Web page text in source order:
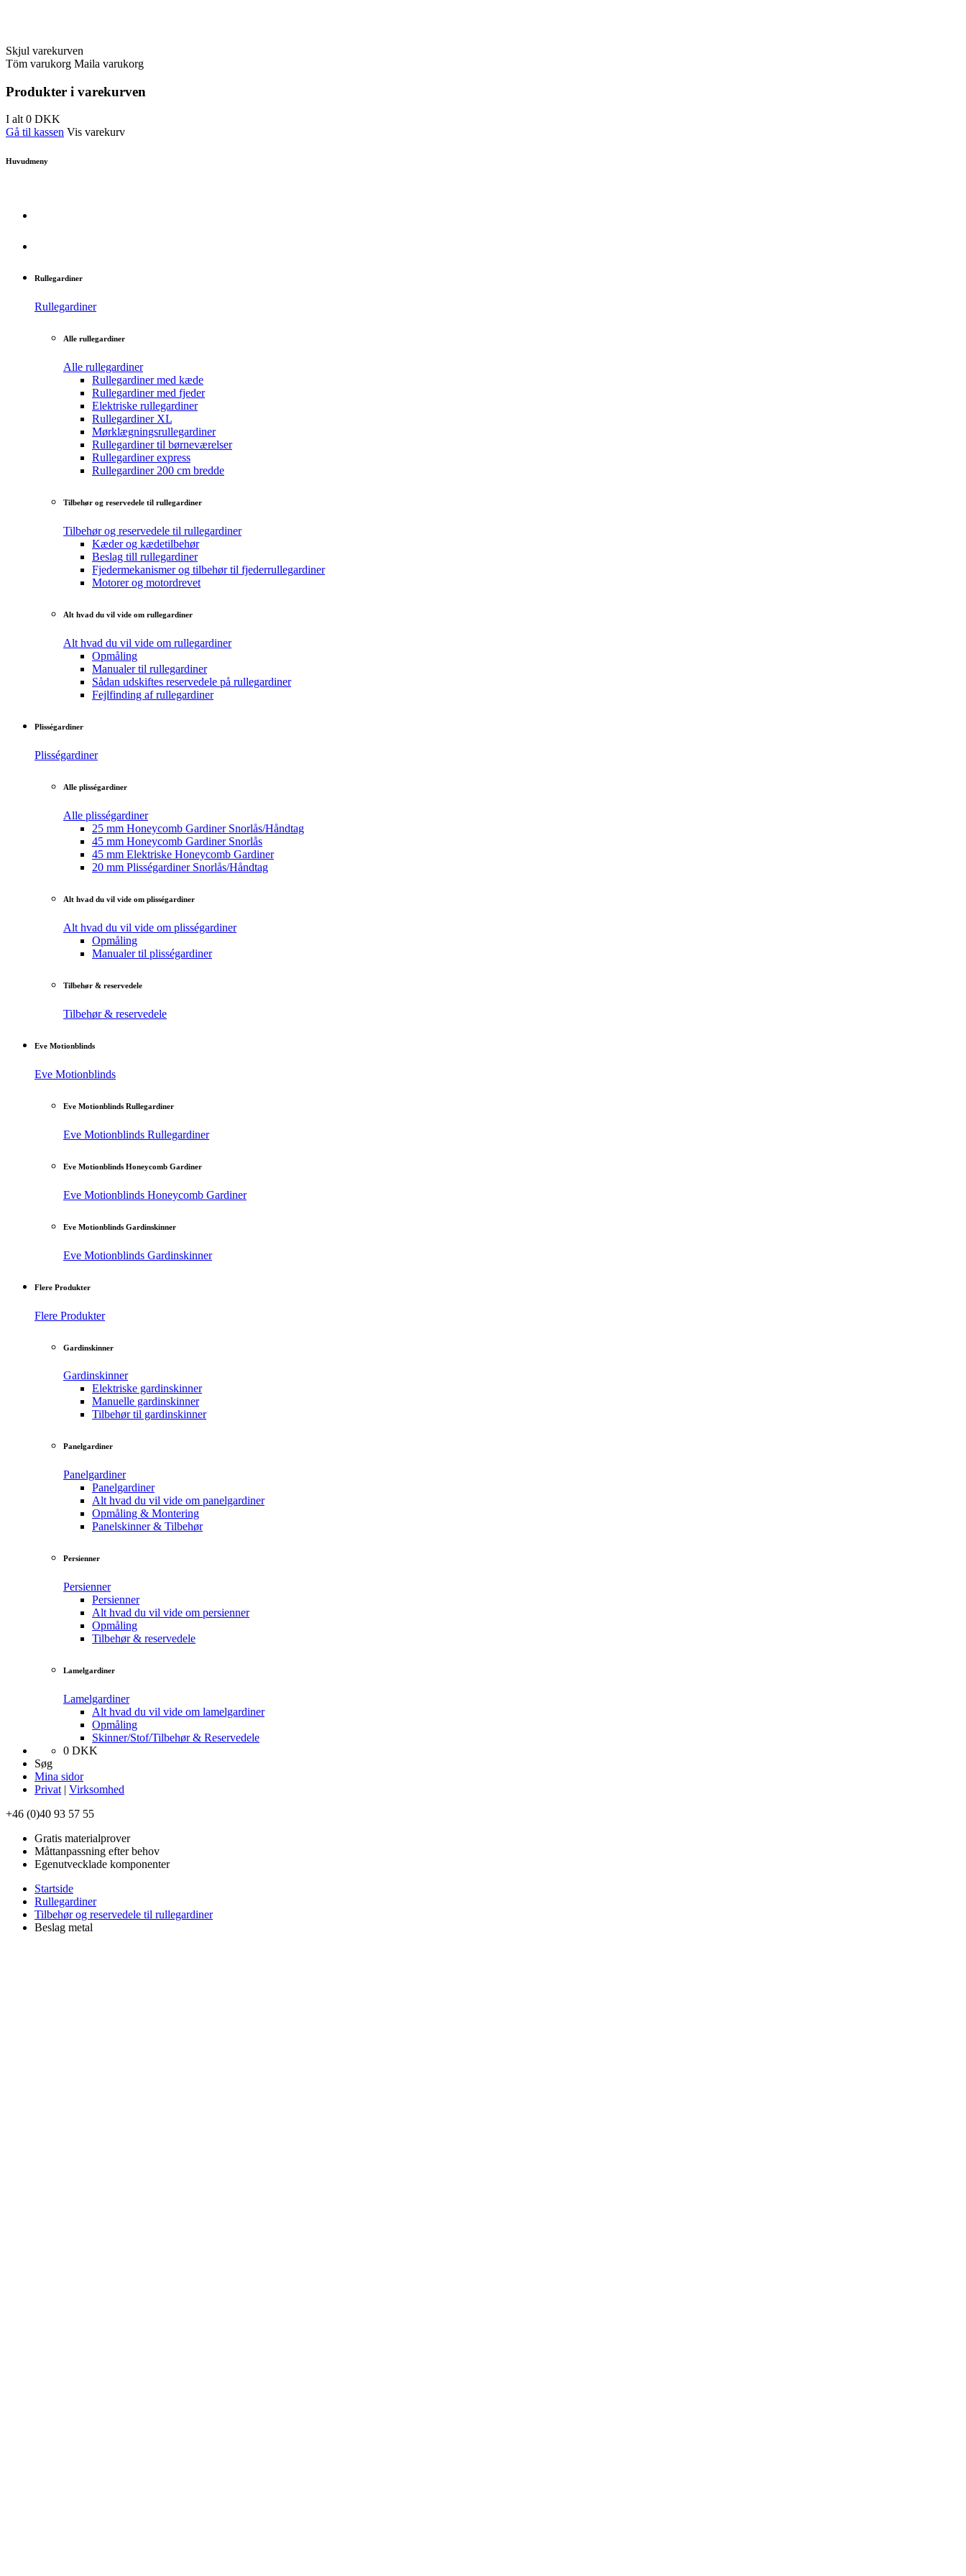
Skjul varekurven
Töm varukorg Maila varukorg
Produkter i varekurven
I alt0 DKK
Gå til kassen Vis varekurv
Huvudmeny
Rullegardiner
Rullegardiner
Alle rullegardiner
Alle rullegardiner
Rullegardiner med kæde
Rullegardiner med fjeder
Elektriske rullegardiner
Rullegardiner XL
Mørklægningsrullegardiner
Rullegardiner til børneværelser
Rullegardiner express
Rullegardiner 200 cm bredde
Tilbehør og reservedele til rullegardiner
Tilbehør og reservedele til rullegardiner
Kæder og kædetilbehør
Beslag till rullegardiner
Fjedermekanismer og tilbehør til fjederrullegardiner
Motorer og motordrevet
Alt hvad du vil vide om rullegardiner
Alt hvad du vil vide om rullegardiner
Opmåling
Manualer til rullegardiner
Sådan udskiftes reservedele på rullegardiner
Fejlfinding af rullegardiner
Plisségardiner
Plisségardiner
Alle plisségardiner
Alle plisségardiner
25 mm Honeycomb Gardiner Snorlås/Håndtag
45 mm Honeycomb Gardiner Snorlås
45 mm Elektriske Honeycomb Gardiner
20 mm Plisségardiner Snorlås/Håndtag
Alt hvad du vil vide om plisségardiner
Alt hvad du vil vide om plisségardiner
Opmåling
Manualer til plisségardiner
Tilbehør & reservedele
Tilbehør & reservedele
Eve Motionblinds
Eve Motionblinds
Eve Motionblinds Rullegardiner
Eve Motionblinds Rullegardiner
Eve Motionblinds Honeycomb Gardiner
Eve Motionblinds Honeycomb Gardiner
Eve Motionblinds Gardinskinner
Eve Motionblinds Gardinskinner
Flere Produkter
Flere Produkter
Gardinskinner
Gardinskinner
Elektriske gardinskinner
Manuelle gardinskinner
Tilbehør til gardinskinner
Panelgardiner
Panelgardiner
Panelgardiner
Alt hvad du vil vide om panelgardiner
Opmåling & Montering
Panelskinner & Tilbehør
Persienner
Persienner
Persienner
Alt hvad du vil vide om persienner
Opmåling
Tilbehør & reservedele
Lamelgardiner
Lamelgardiner
Alt hvad du vil vide om lamelgardiner
Opmåling
Skinner/Stof/Tilbehør & Reservedele
0 DKK
Søg
Mina sidor
Privat | Virksomhed
+46 (0)40 93 57 55
Gratis materialprover
Måttanpassning efter behov
Egenutvecklade komponenter
Startside
Rullegardiner
Tilbehør og reservedele til rullegardiner
Beslag metal